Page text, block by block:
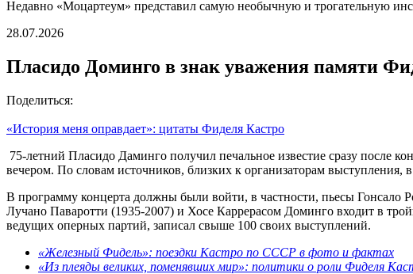
Недавно «Моцартеум» представил самую необычную и трогательную
28.07.2026
Пласидо Доминго в знак уважения памяти
Поделиться:
«История меня оправдает»: цитаты Фиделя Кастро
75-летний Пласидо Даминго получил печальное известие сразу после
вечером. По словам источников, близких к организаторам
В программу концерта должны были войти, в частности, пьесы
Лучано Паваротти (1935-2007) и Хосе Каррерасом Доминго входит в
ведущих оперных партий, записал свыше 100 своих выступлений.
«Железный Фидель»: поездки Кастро по СССР в фото и фактах
«Из плеяды великих, поменявших мир»: политики о роли Фиделя